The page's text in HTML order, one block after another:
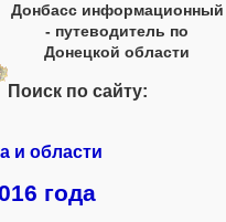
Донбасс информационный
- путеводитель по
Донецкой области
Поиск по сайту:
и области
года